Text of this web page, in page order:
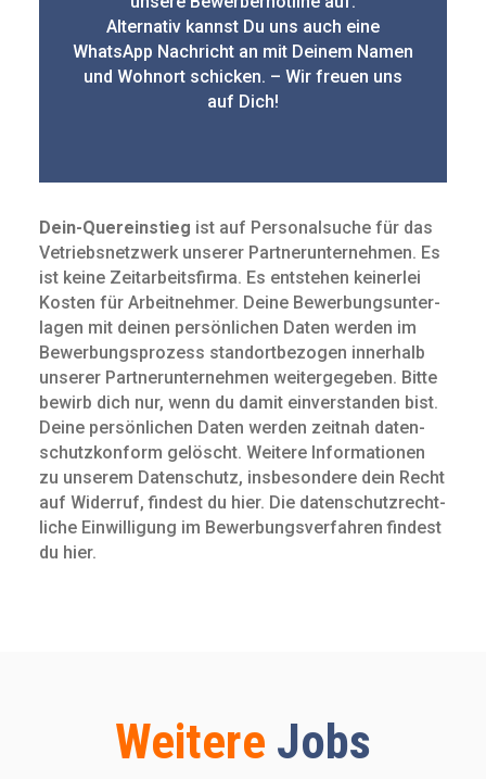
Alternativ kannst Du uns auch eine
WhatsApp Nachricht an mit Deinem Namen
und Wohnort schicken. – Wir freuen uns
auf Dich!
Dein-Quereinstieg ist auf Personalsuche für das
Vetriebsnetzwerk unserer Partnerunternehmen. Es
ist keine Zeit­arbeits­firma. Es entstehen keinerlei
Kosten für Arbeit­nehmer. Deine Bewerbungs­unter­
lagen mit deinen persön­lichen Daten werden im
Bewerbungs­prozess standort­bezogen innerhalb
unserer Partnerunternehmen weitergegeben. Bitte
bewirb dich nur, wenn du damit ein­verstanden bist.
Deine persön­lichen Daten werden zeitnah daten­
schutz­konform gelöscht. Weitere Infor­mationen
zu unserem Daten­schutz, insbe­sondere dein Recht
auf Widerruf, findest du hier. Die daten­schutz­recht­
liche Ein­willigung im Bewerbungs­verfahren findest
du hier.
Weitere Jobs